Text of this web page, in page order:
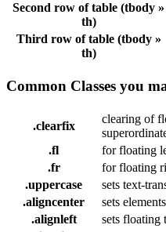
Second row of table (tbody »
th)
Third row of table (tbody »
th)
Common Classes you
.clearfix
clearing of
.fl
for floating
.fr
for floating
.uppercase
sets text-
.aligncenter
sets
.alignleft
sets floating